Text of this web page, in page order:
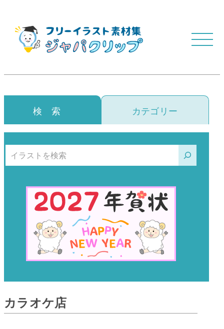
検 索 カテゴリー
検索
カラオケ店